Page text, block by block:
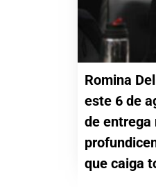
Romina
este 6 de
de entrega
que caiga